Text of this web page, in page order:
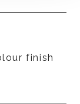
finish